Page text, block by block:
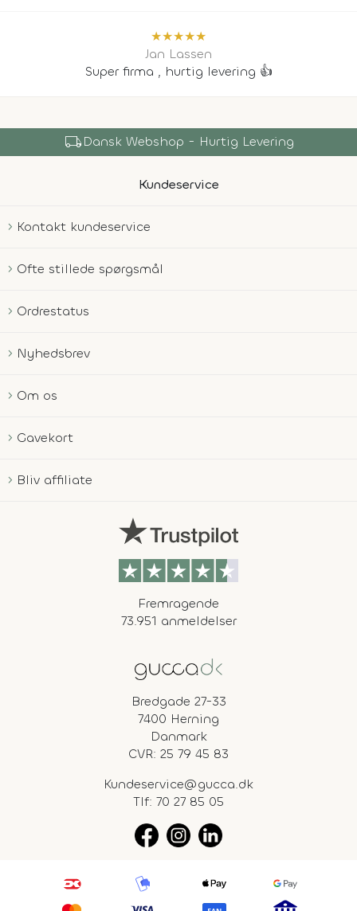
★★★★★
Jan Lassen
Super firma , hurtig levering 👍
local_shippingDansk Webshop - Hurtig Levering
Kundeservice
Kontakt kundeservice
Ofte stillede spørgsmål
Ordrestatus
Nyhedsbrev
Om os
Gavekort
Bliv affiliate
Fremragende
73.951 anmeldelser
Bredgade 27-33
7400 Herning
Danmark
CVR: 25 79 45 83
Kundeservice@gucca.dk
Tlf: 70 27 85 05